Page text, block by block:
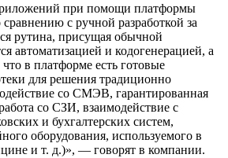
при помощи платформы
с ручной разработкой за
рутина, присущая обычной
автоматизацией и кодогенерацией, а
в платформе есть готовые
для решения традиционно
со СМЭВ, гарантированная
со СЗИ, взаимодействие с
и бухгалтерских систем,
оборудования, используемого в
и т. д.)», — говорят в компании.